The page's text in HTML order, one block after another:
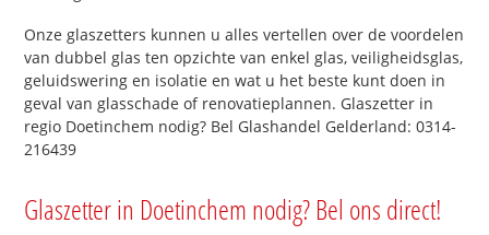
Onze glaszetters kunnen u alles vertellen over de voordelen
van dubbel glas ten opzichte van enkel glas, veiligheidsglas,
geluidswering en isolatie en wat u het beste kunt doen in
geval van glasschade of renovatieplannen. Glaszetter in
regio Doetinchem nodig? Bel Glashandel Gelderland: 0314-
216439
Glaszetter in Doetinchem nodig? Bel ons direct!